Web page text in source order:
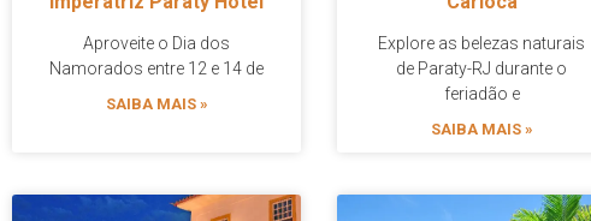
Aproveite o Dia dos
Namorados entre 12 e 14 de
SAIBA MAIS »
Explore as belezas naturais
de Paraty-RJ durante o
feriadão e
SAIBA MAIS »